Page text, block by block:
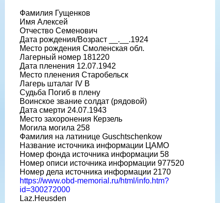
Фамилия Гущенков
Имя Алексей
Отчество Семенович
Дата рождения/Возраст __.__.1924
Место рождения Смоленская обл.
Лагерный номер 181220
Дата пленения 12.07.1942
Место пленения Старобельск
Лагерь шталаг IV B
Судьба Погиб в плену
Воинское звание солдат (рядовой)
Дата смерти 24.07.1943
Место захоронения Керзель
Могила могила 258
Фамилия на латинице Guschtschenkow
Название источника информации ЦАМО
Номер фонда источника информации 58
Номер описи источника информации 977520
Номер дела источника информации 2170
https://www.obd-memorial.ru/html/info.htm?
id=300272000
Laz.Heusden